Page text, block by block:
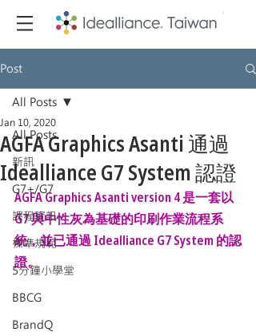
Post
All Posts
新訊
G7+/G7
課程資訊
標準規範
5分鐘小學堂
BBCG
BrandQ
All Posts
AGFA Graphics Asanti 通過
Idealliance G7 System 認證
Jan 10, 2020
AGFA Graphics Asanti version 4 是一套以
G7 與中性灰為基礎的印刷作業流程系
統，並已通過 Idealliance G7 System 的認
證。